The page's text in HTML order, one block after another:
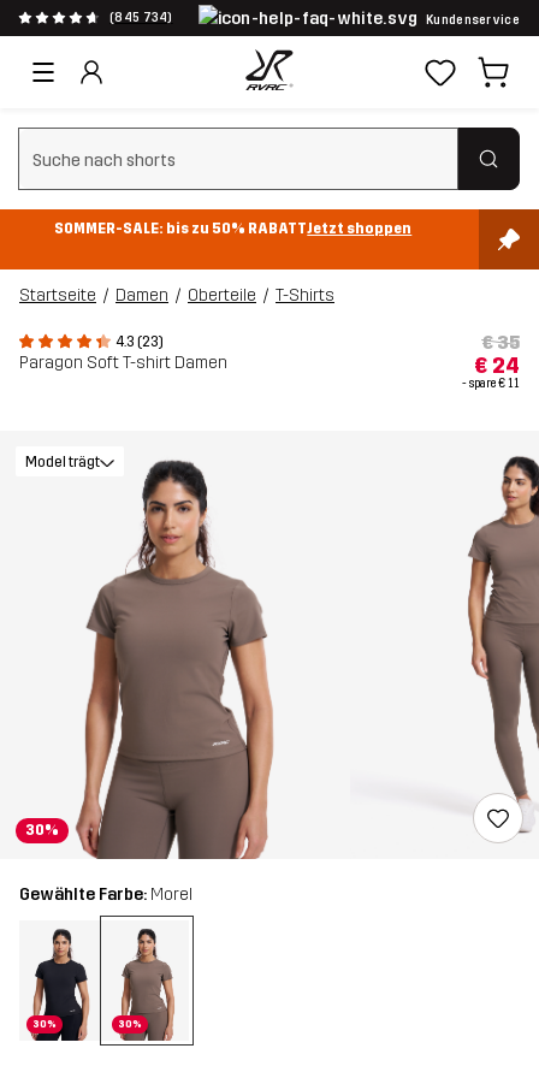
(845 734) Kundenservice
Suchfilter löschen
SOMMER-SALE: bis zu 50% RABATTJetzt shoppen
Startseite Damen Oberteile T-Shirts
4.3 (23)
Paragon Soft T-shirt Damen
€ 35
€ 24
- spare€ 11
30%
Model trägt
Gewählte Farbe: Morel
30% 30%